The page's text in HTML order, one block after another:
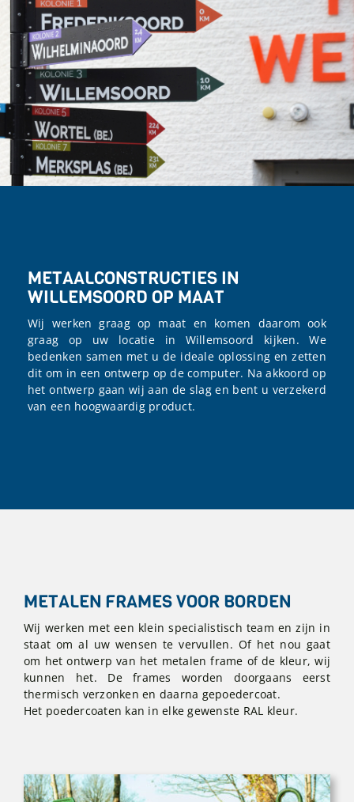
METAALCONSTRUCTIES IN
WILLEMSOORD OP MAAT
Wij werken graag op maat en komen daarom ook
graag op uw locatie in Willemsoord kijken. We
bedenken samen met u de ideale oplossing en zetten
dit om in een ontwerp op de computer. Na akkoord op
het ontwerp gaan wij aan de slag en bent u verzekerd
van een hoogwaardig product.
METALEN FRAMES VOOR BORDEN
Wij werken met een klein specialistisch team en zijn in
staat om al uw wensen te vervullen. Of het nou gaat
om het ontwerp van het metalen frame of de kleur, wij
kunnen het. De frames worden doorgaans eerst
thermisch verzonken en daarna gepoedercoat.
Het poedercoaten kan in elke gewenste RAL kleur.